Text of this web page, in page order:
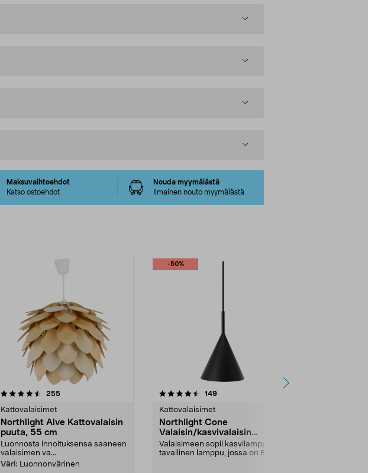
Maksuvaihtoehdot
Katso ostoehdot
Nouda myymälästä
Ilmainen nouto myymälästä
255arvostelut
Kattovalaisimet
Northlight Alve Kattovalaisin
puuta, 55 cm
Luonnosta innoituksensa saaneen
valaisimen va...
Väri: Luonnonvärinen
-50%
4.5 viidestä
149arvostelut
Kattovalaisimet
Northlight Cone
Valaisin/kasvivalaisin
ikkunalle, musta
Valaisimeen sopii kasvilamppu tai
tavallinen lamppu, jossa on E27-
4.5 viidestä